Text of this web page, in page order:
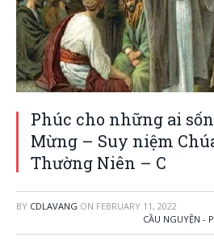
Phúc cho những ai
Mừng – Suy niệm
Thường Niên – C
BY CDLAVANG ON FEBRUARY 11, 2022
CẦU NGUYỆN -